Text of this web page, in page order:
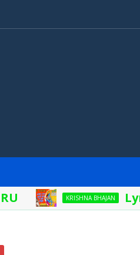
KRISHNA BHAJAN